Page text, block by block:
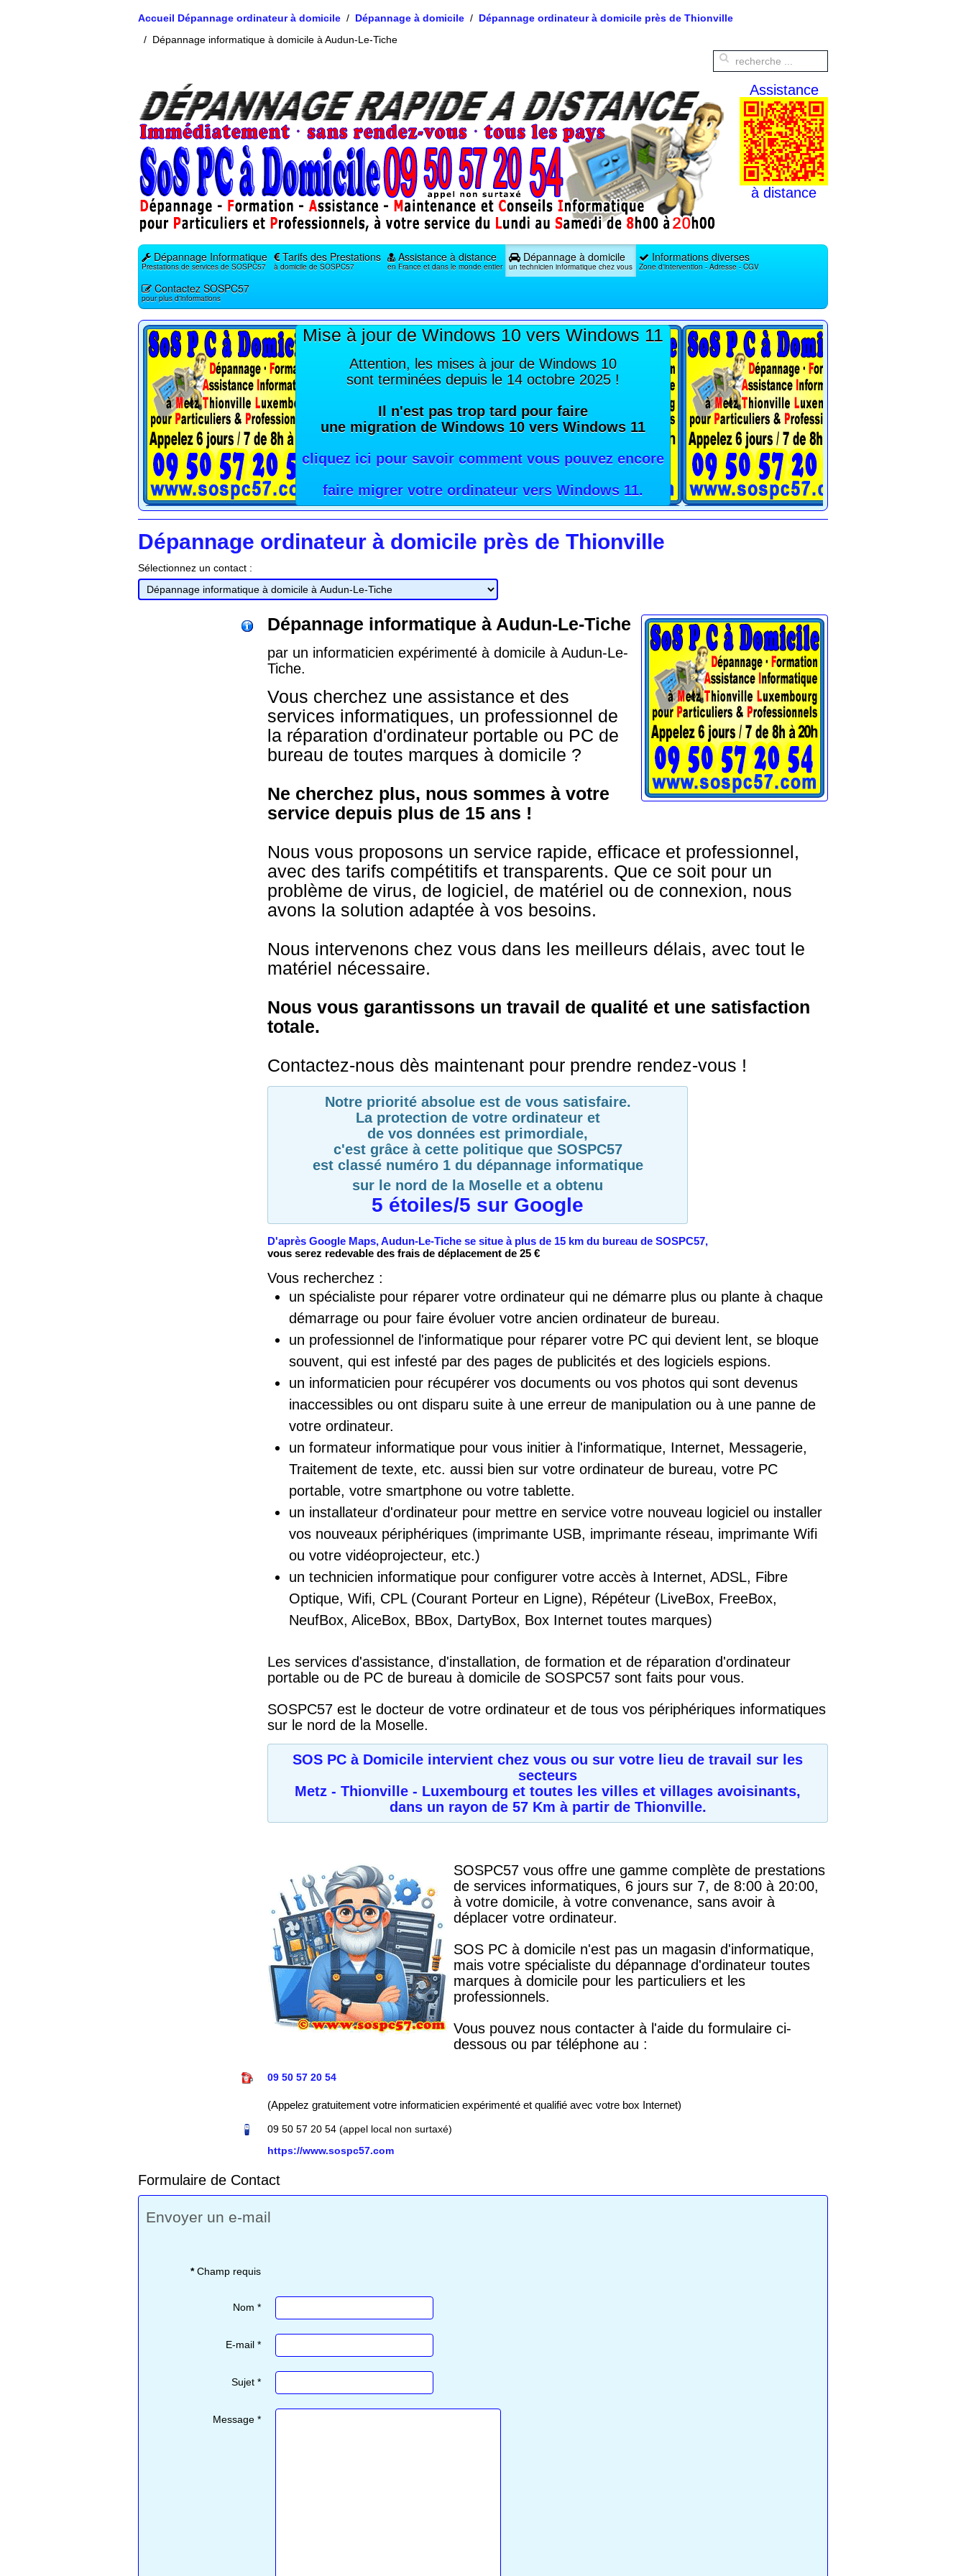
Accueil Dépannage ordinateur à domicile Dépannage à domicile
Dépannage ordinateur à domicile près de Thionville
Dépannage informatique à domicile à Audun-Le-Tiche
Assistance
à distance
Dépannage Informatique
Prestations de services de SOSPC57
Tarifs des Prestations
à domicile de SOSPC57
Assistance à distance
en France et dans le monde entier
Dépannage à domicile
un technicien informatique chez vous
Informations diverses
Zone d'intervention - Adresse - CGV
Contactez SOSPC57
pour plus d'informations
Mise à jour de Windows 10 vers Windows 11
Attention, les mises à jour de Windows 10
sont terminées depuis le 14 octobre 2025 !
Il n'est pas trop tard pour faire
une migration de Windows 10 vers Windows 11
cliquez ici pour savoir comment vous pouvez encore
faire migrer votre ordinateur vers Windows 11.
Dépannage ordinateur à domicile près de Thionville
Sélectionnez un contact :
Dépannage informatique à Audun-Le-Tiche
par un informaticien expérimenté à domicile à Audun-Le-
Tiche.
Vous cherchez une assistance et des
services informatiques, un professionnel de
la réparation d'ordinateur portable ou PC de
bureau de toutes marques à domicile ?
Ne cherchez plus, nous sommes à votre
service depuis plus de 15 ans !
Nous vous proposons un service rapide, efficace et professionnel,
avec des tarifs compétitifs et transparents. Que ce soit pour un
problème de virus, de logiciel, de matériel ou de connexion, nous
avons la solution adaptée à vos besoins.
Nous intervenons chez vous dans les meilleurs délais, avec tout le
matériel nécessaire.
Nous vous garantissons un travail de qualité et une satisfaction
totale.
Contactez-nous dès maintenant pour prendre rendez-vous !
Notre priorité absolue est de vous satisfaire.
La protection de votre ordinateur et
de vos données est primordiale,
c'est grâce à cette politique que SOSPC57
est classé numéro 1 du dépannage informatique
sur le nord de la Moselle et a obtenu
5 étoiles/5 sur Google
D'après Google Maps, Audun-Le-Tiche se situe à plus de 15 km du bureau de SOSPC57,
vous serez redevable des frais de déplacement de 25 €
Vous recherchez :
un spécialiste pour réparer votre ordinateur qui ne démarre plus ou plante à chaque
démarrage ou pour faire évoluer votre ancien ordinateur de bureau.
un professionnel de l'informatique pour réparer votre PC qui devient lent, se bloque
souvent, qui est infesté par des pages de publicités et des logiciels espions.
un informaticien pour récupérer vos documents ou vos photos qui sont devenus
inaccessibles ou ont disparu suite à une erreur de manipulation ou à une panne de
votre ordinateur.
un formateur informatique pour vous initier à l'informatique, Internet, Messagerie,
Traitement de texte, etc. aussi bien sur votre ordinateur de bureau, votre PC
portable, votre smartphone ou votre tablette.
un installateur d'ordinateur pour mettre en service votre nouveau logiciel ou installer
vos nouveaux périphériques (imprimante USB, imprimante réseau, imprimante Wifi
ou votre vidéoprojecteur, etc.)
un technicien informatique pour configurer votre accès à Internet, ADSL, Fibre
Optique, Wifi, CPL (Courant Porteur en Ligne), Répéteur (LiveBox, FreeBox,
NeufBox, AliceBox, BBox, DartyBox, Box Internet toutes marques)
Les services d'assistance, d'installation, de formation et de réparation d'ordinateur
portable ou de PC de bureau à domicile de SOSPC57 sont faits pour vous.
SOSPC57 est le docteur de votre ordinateur et de tous vos périphériques informatiques
sur le nord de la Moselle.
SOS PC à Domicile intervient chez vous ou sur votre lieu de travail sur les
secteurs
Metz - Thionville - Luxembourg et toutes les villes et villages avoisinants,
dans un rayon de 57 Km à partir de Thionville.
SOSPC57 vous offre une gamme complète de prestations
de services informatiques, 6 jours sur 7, de 8:00 à 20:00,
à votre domicile, à votre convenance, sans avoir à
déplacer votre ordinateur.
SOS PC à domicile n'est pas un magasin d'informatique,
mais votre spécialiste du dépannage d'ordinateur toutes
marques à domicile pour les particuliers et les
professionnels.
Vous pouvez nous contacter à l'aide du formulaire ci-
dessous ou par téléphone au :
09 50 57 20 54
(Appelez gratuitement votre informaticien expérimenté et qualifié avec votre box Internet)
09 50 57 20 54 (appel local non surtaxé)
https://www.sospc57.com
Formulaire de Contact
Envoyer un e-mail
*Champ requis
Nom *
E-mail *
Sujet *
Message *